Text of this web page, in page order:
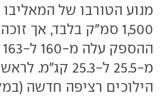
מנוע הטורבו של
1,500 סמ"ק בלבד, אך
מ-25.5 ל-25.3
הילוכים רציפה חדשה